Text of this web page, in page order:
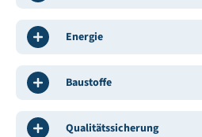
Energie
Baustoffe
Qualitätssicherung